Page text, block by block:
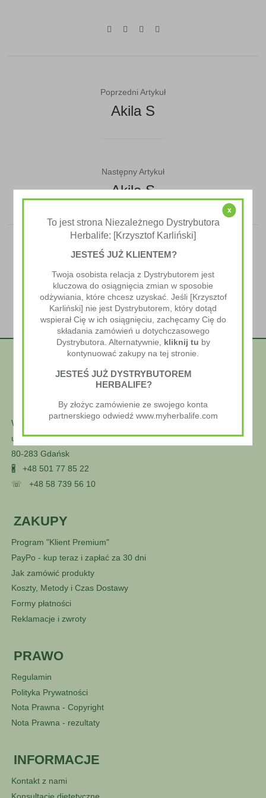
Poprzedni Artykuł
Akila S
Następny Artykuł
Akila S
Wellness Styl
ul. Głuszca 25
80-283 Gdańsk
🖁 +48 501 77 85 22
☏ +48 58 739 56 10
ZAKUPY
Program "Klient Premium"
PayPo - kup teraz i zapłać za 30 dni
Jak zamówić produkty
Koszty, Metody i Czas Dostawy
Formy płatności
Reklamacje i zwroty
PRAWO
Regulamin
Polityka Prywatności
Nota Prawna - Copyright
Nota Prawna - rezultaty
INFORMACJE
Kontakt z nami
x
To jest strona Niezależnego Dystrybutora
Herbalife: [Krzysztof Karliński]
JESTEŚ JUŻ KLIENTEM?
Twoja osobista relacja z Dystrybutorem jest
kluczowa do osiągnięcia zmian w sposobie
odżywiania, które chcesz uzyskać. Jeśli [Krzysztof
Karliński] nie jest Dystrybutorem, który dotąd
wspierał Cię w ich osiągnięciu, zachęcamy Cię do
składania zamówień u dotychczasowego
Dystrybutora. Alternatywnie, kliknij tu by
kontynuować zakupy na tej stronie.
JESTEŚ JUŻ DYSTRYBUTOREM
HERBALIFE?
By złożyc zamówienie ze swojego konta
partnerskiego odwiedź www.myherbalife.com